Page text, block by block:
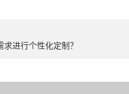
进行个性化定制？